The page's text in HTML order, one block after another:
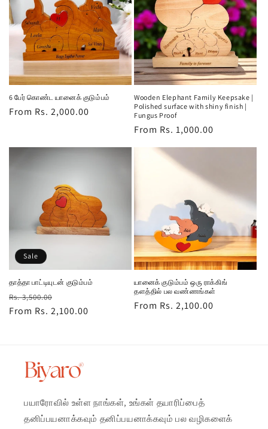
6 பேர் கொண்ட யானைக் குடும்பம்
Regular
From Rs. 2,000.00
Wooden Elephant Family Keepsake |
Polished surface with shiny finish |
Fungus Proof
Regular
price
From Rs. 1,000.00
Sale
தாத்தா பாட்டியுடன் குடும்பம்
Regular
price
Rs. 3,500.00
price
From Rs. 2,100.00
யானைக் குடும்பம் ஒரு ராக்கிங்
தளத்தில் பல வண்ணங்கள்
Regular
From Rs. 2,100.00
பயாரோவில் உள்ள நாங்கள், உங்கள் தயாரிப்பைத்
தனிப்பயனாக்கவும் தனிப்பயனாக்கவும் பல வழிகளைக்